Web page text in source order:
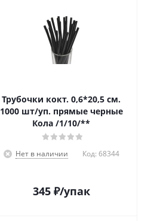
Трубочки кокт. 0,6*20,5 см.
1000 шт/уп. прямые черные
Кола /1/10/**
Нет в наличии Код: 68344
345₽/упак